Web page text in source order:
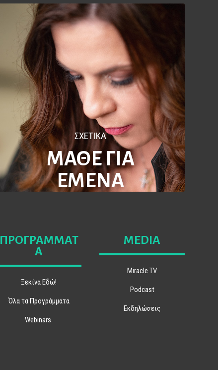
ΣΧΕΤΙΚΑ
ΜΑΘΕ ΓΙΑ
ΕΜΕΝΑ
ΠΡΟΓΡΑΜΜΑΤ
Α
Ξεκίνα Εδώ!
Όλα τα Προγράμματα
Webinars
MEDIA
Miracle TV
Podcast
Εκδηλώσεις